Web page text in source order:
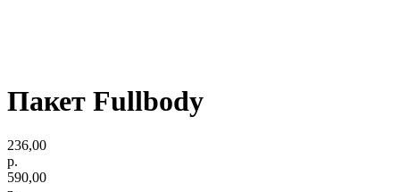
Пакет Fullbody
236,00
р.
590,00